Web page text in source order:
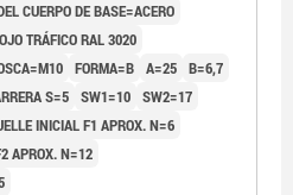
CUERPO DE BASE=ACERO
TRÁFICO RAL 3020
FORMA=B A=25 B=6,7
S=5 SW1=10 SW2=17
INICIAL F1 APROX. N=6
APROX. N=12